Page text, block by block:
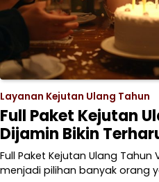
Layanan Kejutan Ulang Tahun
Full Paket Kejutan
Dijamin Bikin
Full Paket Kejutan Ulang Tahun
menjadi pilihan banyak orang